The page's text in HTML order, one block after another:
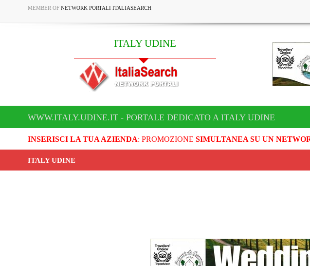
MEMBER OF NETWORK PORTALI ITALIASEARCH
ITALY UDINE
WWW.ITALY.UDINE.IT - PORTALE DEDICATO A ITALY UDINE
INSERISCI LA TUA AZIENDA: PROMOZIONE SIMULTANEA SU UN
ITALY UDINE